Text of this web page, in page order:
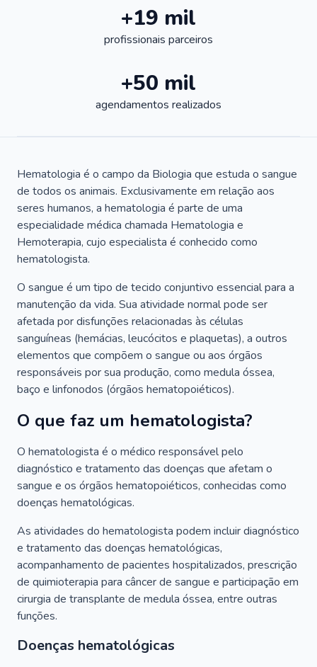
+19 mil
profissionais parceiros
+50 mil
agendamentos realizados
Hematologia é o campo da Biologia que estuda o sangue
de todos os animais. Exclusivamente em relação aos
seres humanos, a hematologia é parte de uma
especialidade médica chamada Hematologia e
Hemoterapia, cujo especialista é conhecido como
hematologista.
O sangue é um tipo de tecido conjuntivo essencial para a
manutenção da vida. Sua atividade normal pode ser
afetada por disfunções relacionadas às células
sanguíneas (hemácias, leucócitos e plaquetas), a outros
elementos que compõem o sangue ou aos órgãos
responsáveis por sua produção, como medula óssea,
baço e linfonodos (órgãos hematopoiéticos).
O que faz um hematologista?
O hematologista é o médico responsável pelo
diagnóstico e tratamento das doenças que afetam o
sangue e os órgãos hematopoiéticos, conhecidas como
doenças hematológicas.
As atividades do hematologista podem incluir diagnóstico
e tratamento das doenças hematológicas,
acompanhamento de pacientes hospitalizados, prescrição
de quimioterapia para câncer de sangue e participação em
cirurgia de transplante de medula óssea, entre outras
funções.
Doenças hematológicas